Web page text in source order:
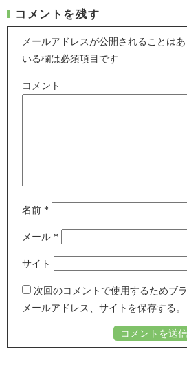
コメントを残す
メールアドレスが公開されることはあ
いる欄は必須項目です
コメント
名前 *
メール *
サイト
次回のコメントで使用するためブ
メールアドレス、サイトを保存する。